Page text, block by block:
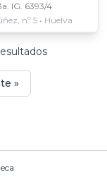
IG. 6393/4
nº 5 • Huelva
»